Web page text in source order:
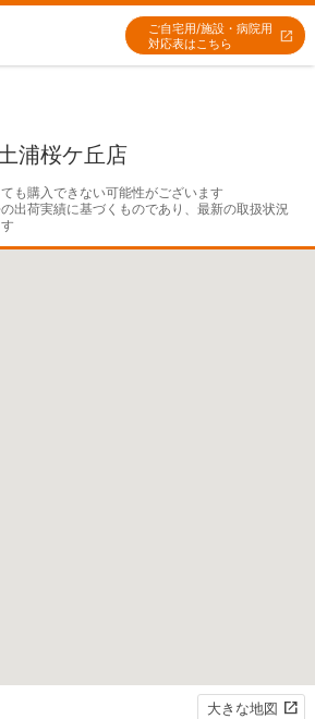
ご自宅用/施設・病院用
対応表はこちら
浦桜ケ丘店
も購入できない可能性がございます
出荷実績に基づくものであり、最新の取扱状況
大きな地図